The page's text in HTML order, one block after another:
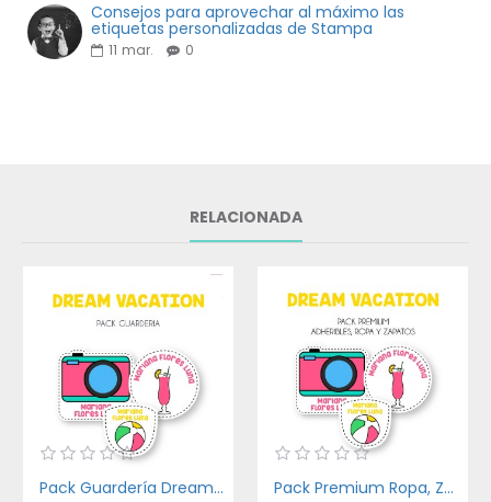
Consejos para aprovechar al máximo las
etiquetas personalizadas de Stampa
11 mar. 0
RELACIONADA
Pack Guardería Dream Vacation Pack Premium Ropa, Zapatos y Escuela Dream Vacation